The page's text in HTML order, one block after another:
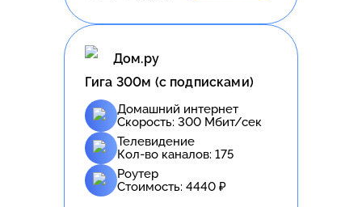
Дом.ру
Гига 300м (с подписками)
Домашний интернет
Скорость: 300 Мбит/сек
Телевидение
Кол-во каналов: 175
Роутер
Стоимость: 4440 ₽